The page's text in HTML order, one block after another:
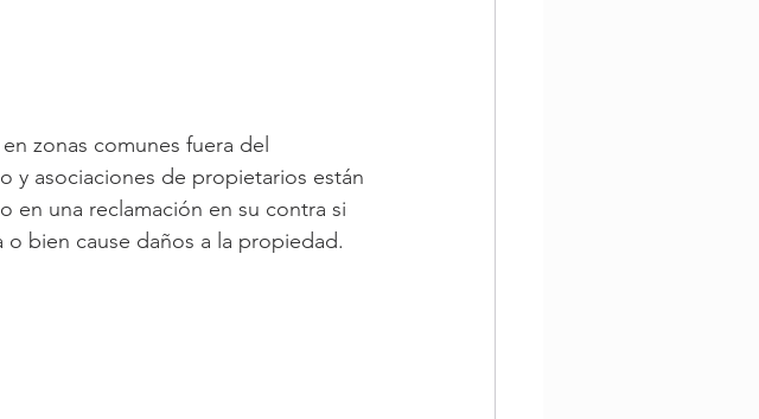
zonas comunes fuera del
y asociaciones de propietarios están
en una reclamación en su contra si
bien cause daños a la propiedad.